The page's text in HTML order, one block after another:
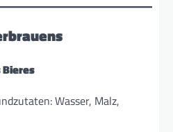
Bieres
Wasser, Malz,